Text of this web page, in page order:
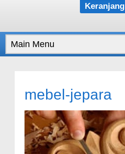
Keranjang
mebel-jepara